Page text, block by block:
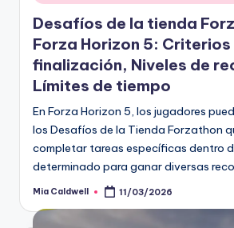
in
Desafíos de la tienda
Forza Horizon 5: Criterios
finalización, Niveles de
Límites de tiempo
En Forza Horizon 5, los jugadores
los Desafíos de la Tienda Forzathon
completar tareas específicas dentro
determinado para ganar diversas
Posted
Mia Caldwell 11/03/2026